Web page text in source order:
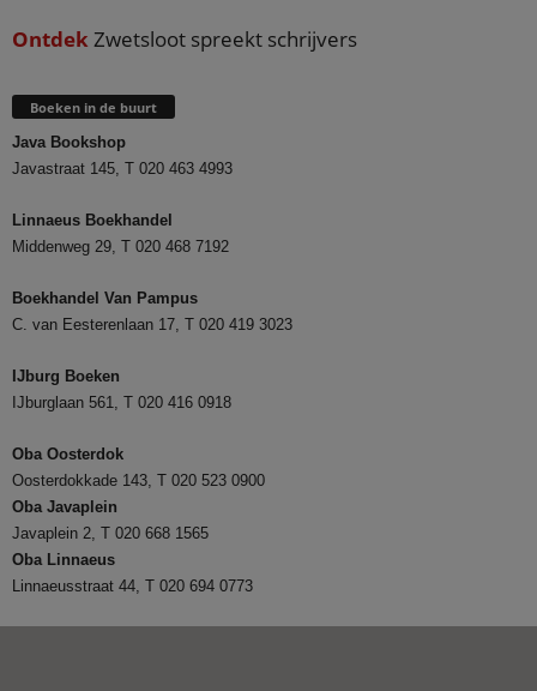
Ontdek Zwetsloot spreekt schrijvers
Boeken in de buurt
Java Bookshop
Javastraat 145, T 020 463 4993
Linnaeus Boekhandel
Middenweg 29, T 020 468 7192
Boekhandel Van Pampus
C. van Eesterenlaan 17, T 020 419 3023
IJburg Boeken
IJburglaan 561, T 020 416 0918
Oba Oosterdok
Oosterdokkade 143, T 020 523 0900
Oba Javaplein
Javaplein 2, T 020 668 1565
Oba Linnaeus
Linnaeusstraat 44, T 020 694 0773